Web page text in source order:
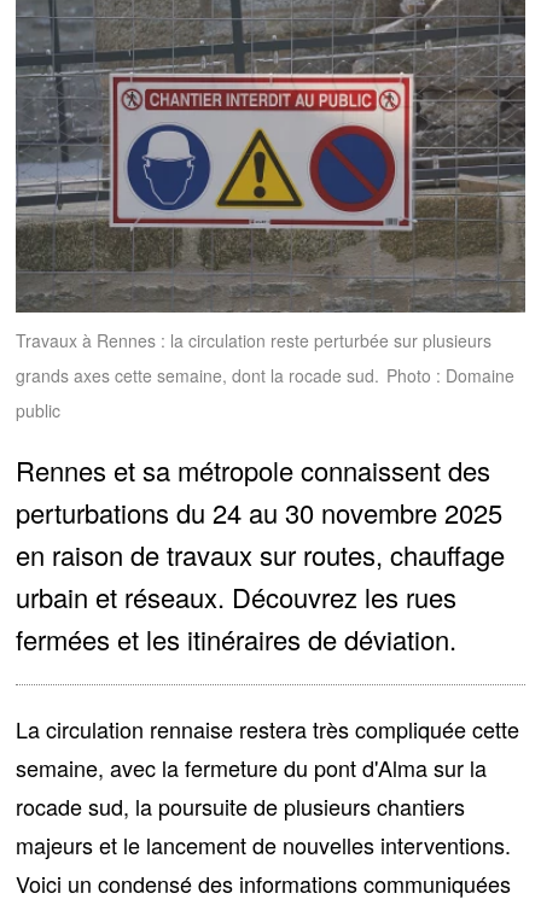
Travaux à Rennes : la circulation reste perturbée sur plusieurs
grands axes cette semaine, dont la rocade sud. Photo : Domaine
public
Rennes et sa métropole connaissent des
perturbations du 24 au 30 novembre 2025
en raison de travaux sur routes, chauffage
urbain et réseaux. Découvrez les rues
fermées et les itinéraires de déviation.
La circulation rennaise restera trèscompliquée cette
semaine, avec la fermeture du pont d'Alma sur la
rocade sud, la poursuite de plusieurs chantiers
majeurs et le lancement de nouvelles interventions.
Voici un condensé des informations communiquées